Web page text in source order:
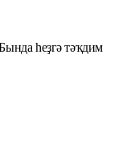
һеҙгә тәҡдим